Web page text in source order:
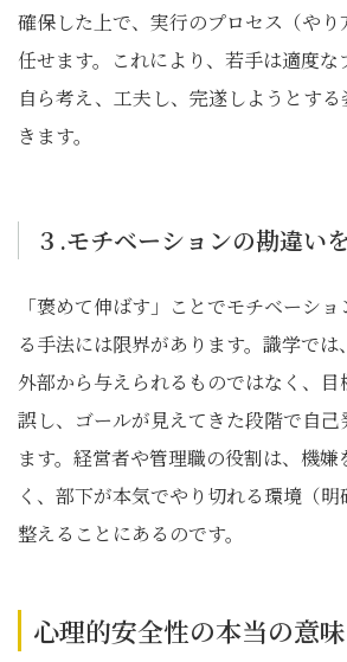
確保した上で、実行のプロセス（や
任せます。これにより、若手は適度な
自ら考え、工夫し、完遂しようとす
きます。
３.モチベーションの勘違い
「褒めて伸ばす」ことでモチベーシ
る手法には限界があります。識学で
外部から与えられるものではなく、
誤し、ゴールが見えてきた段階で自己
ます。経営者や管理職の役割は、機嫌
く、部下が本気でやり切れる環境（
整えることにあるのです。
心理的安全性の本当の意味